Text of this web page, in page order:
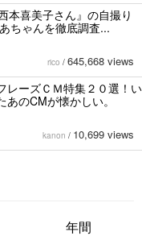
本喜美子さん』の自撮り
ちゃんを徹底調査...
rico / 645,668 views
レーズＣＭ特集２０選！い
のCMが懐かしい。
kanon / 10,699 views
年間